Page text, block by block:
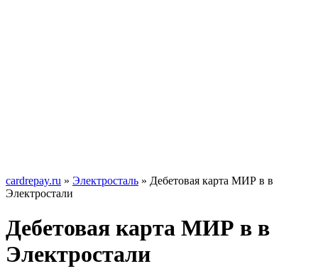
cardrepay.ru » Электросталь » Дебетовая карта МИР в в
Электростали
Дебетовая карта МИР в в
Электростали